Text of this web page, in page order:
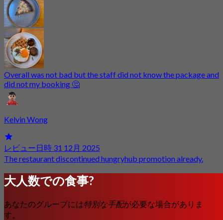
Overall was not bad but the staff did not know the package and
did not my booking 🤔
Kelvin Wong
レビュー日時 31 12月 2025
The restaurant discontinued hungryhub promotion already.
大人数での食事?
あなたのグループには特別な手配が必要な場合がありま
す。